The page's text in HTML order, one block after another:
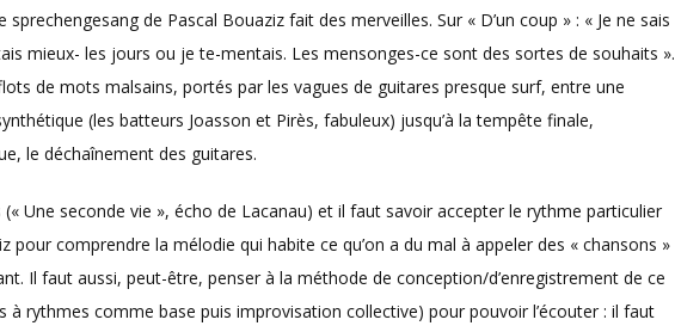
sprechengesang de Pascal Bouaziz fait des merveilles. Sur « D’un coup » : « Je ne sais
mieux- les jours ou je te-mentais. Les mensonges-ce sont des sortes de souhaits ».
de mots malsains, portés par les vagues de guitares presque surf, entre une
(les batteurs Joasson et Pirès, fabuleux) jusqu’à la tempête finale,
le déchaînement des guitares.
(« Une seconde vie », écho de Lacanau) et il faut savoir accepter le rythme particulier
pour comprendre la mélodie qui habite ce qu’on a du mal à appeler des « chansons »
Il faut aussi, peut-être, penser à la méthode de conception/d’enregistrement de ce
à rythmes comme base puis improvisation collective) pour pouvoir l’écouter : il faut